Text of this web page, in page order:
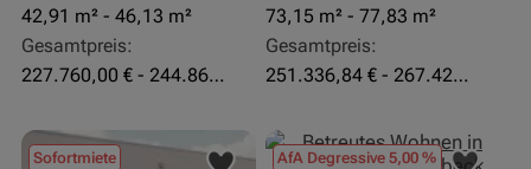
42,91 m² - 46,13 m²
Gesamtpreis:
227.760,00 € - 244.860,00 €
73,15 m² - 77,83 m²
Gesamtpreis:
251.336,84 € - 267.420,00 €
Sofortmiete AfA Degressive 5,00 %